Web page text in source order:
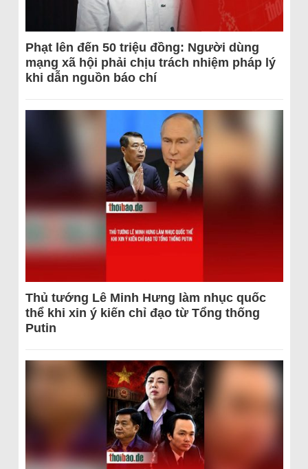
Phạt lên đến 50 triệu đồng: Người dùng
mạng xã hội phải chịu trách nhiệm pháp lý
khi dẫn nguồn báo chí
Thủ tướng Lê Minh Hưng làm nhục quốc
thể khi xin ý kiến chỉ đạo từ Tổng thống
Putin